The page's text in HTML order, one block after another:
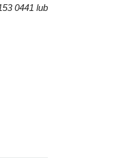
0441 lub